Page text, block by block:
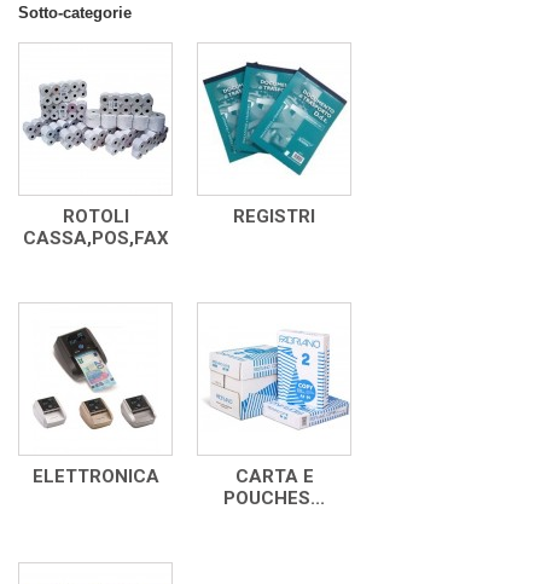
Sotto-categorie
ROTOLI
CASSA,POS,FAX
REGISTRI
ELETTRONICA
CARTA E
POUCHES...